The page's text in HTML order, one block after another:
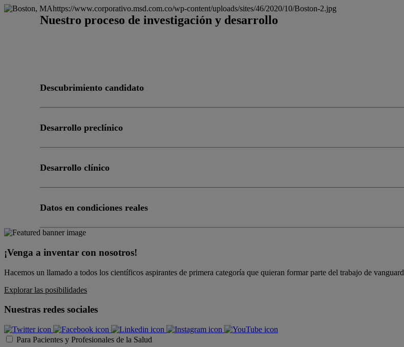
https://www.corporativo.msd.com.co/wp-content/uploads/sites/46/2020/10/Boston-2.jpg
Nuestro proceso de investigación y desarrollo
Descubrimiento candidato
Desarrollo preclínico
Desarrollo clínico
Datos en condiciones reales
¡Venga a inventar con nosotros!
Hacemos un llamado a todos los científicos aspirantes de primera categoría que quieran formar parte del trabajo de
Explorar las posibilidades
Nuestras redes sociales
Para Pacientes y Profesionales de la Salud